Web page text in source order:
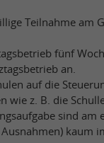
Teilnahme am
fünf
an.
auf die
z. B. die
sind am
kaum